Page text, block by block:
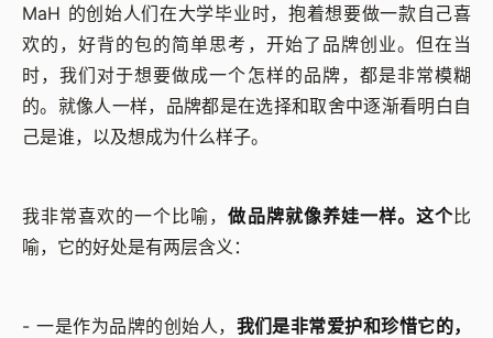
MaH 的创始人们在大学毕业时，抱着想要做一款自己喜
欢的，好背的包的简单思考，开始了品牌创业。但在当
时，我们对于想要做成一个怎样的品牌，都是非常模糊
的。就像人一样，品牌都是在选择和取舍中逐渐看明白自
己是谁，以及想成为什么样子。
我非常喜欢的一个比喻，做品牌就像养娃一样。这个比
喻，它的好处是有两层含义：
- 一是作为品牌的创始人， 我们是非常爱护和珍惜它的，